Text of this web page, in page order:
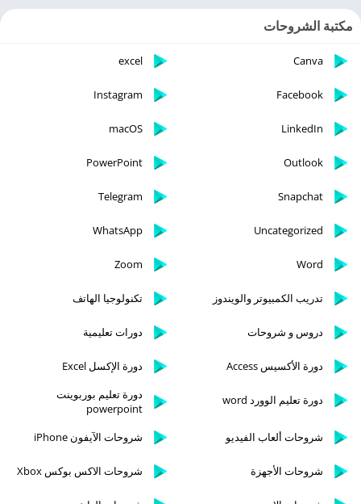
مكتبة الشروحات
Canva
excel
Facebook
Instagram
LinkedIn
macOS
Outlook
PowerPoint
Snapchat
Telegram
Uncategorized
WhatsApp
Word
Zoom
تدريب الكمبيوتر والويندوز تكنولوجيا الهاتف
دروس و شروحات دورات تعليمية
دورة الأكسيس Access دورة الإكسل Excel
دورة تعليم الوورد word
دورة تعليم بوربوينت
powerpoint
شروحات ألعاب الفيديو
شروحات الآيفون iPhone
شروحات الأجهزة شروحات الاكس بوكس Xbox